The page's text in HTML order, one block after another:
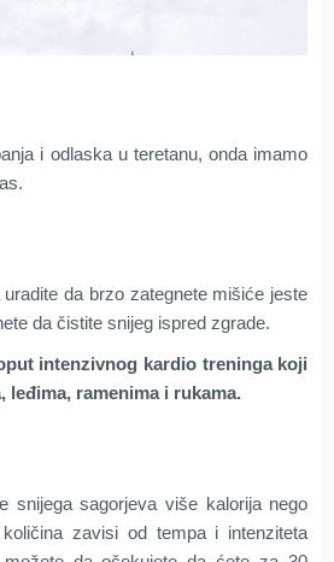
i odlaska u teretanu, onda imamo
da brzo zategnete mišiće jeste
da čistite snijeg ispred zgrade.
intenzivnog kardio treninga koji
leđima, ramenima i rukama.
snijega sagorjeva više kalorija nego
zavisi od tempa i intenziteta